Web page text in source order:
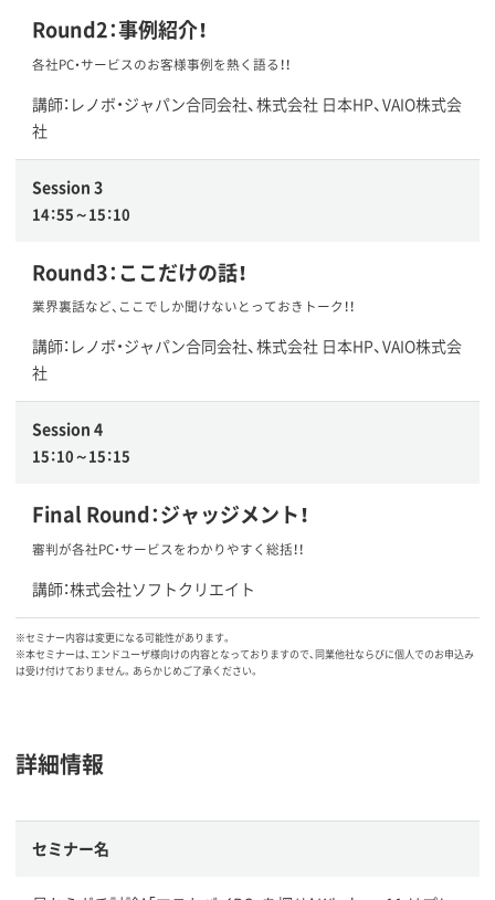
Round2：事例紹介！
各社PC・サービスのお客様事例を熱く語る！！
講師：レノボ・ジャパン合同会社、株式会社 日本HP、VAIO株式会
社
Session 3
14：55～15：10
Round3：ここだけの話！
業界裏話など、ここでしか聞けないとっておきトーク！！
講師：レノボ・ジャパン合同会社、株式会社 日本HP、VAIO株式会
社
Session 4
15：10～15：15
Final Round：ジャッジメント！
審判が各社PC・サービスをわかりやすく総括！！
講師：株式会社ソフトクリエイト
※セミナー内容は変更になる可能性があります。
※本セミナーは、エンドユーザ様向けの内容となっておりますので、同業他社ならびに個人でのお申込み
は受け付けておりません。あらかじめご了承ください。
詳細情報
セミナー名